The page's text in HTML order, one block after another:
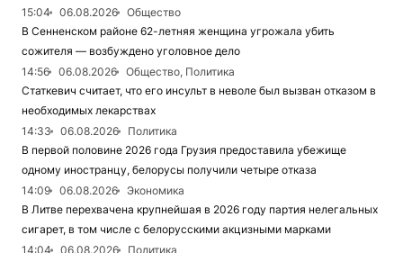
15:04
06.08.2026
Общество
В Сенненском районе 62-летняя женщина угрожала убить
сожителя — возбуждено уголовное дело
14:56
06.08.2026
Общество, Политика
Статкевич считает, что его инсульт в неволе был вызван отказом в
необходимых лекарствах
14:33
06.08.2026
Политика
В первой половине 2026 года Грузия предоставила убежище
одному иностранцу, белорусы получили четыре отказа
14:09
06.08.2026
Экономика
В Литве перехвачена крупнейшая в 2026 году партия нелегальных
сигарет, в том числе с белорусскими акцизными марками
14:04
06.08.2026
Политика